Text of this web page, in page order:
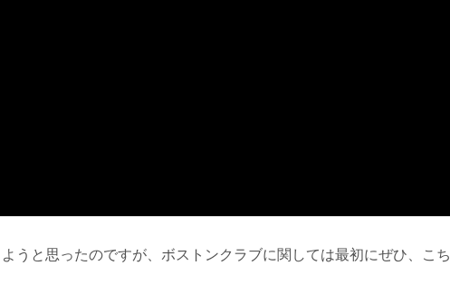
うと思ったのですが、ボストンクラブに関しては最初にぜひ、こち